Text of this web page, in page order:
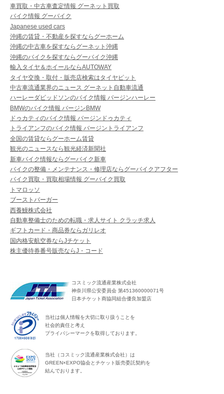
車買取・中古車査定情報 グーネット買取
バイク情報 グーバイク
Japanese used cars
沖縄の賃貸・不動産を探すならグーホーム
沖縄の中古車を探すならグーネット沖縄
沖縄のバイクを探すならグーバイク沖縄
輸入タイヤ＆ホイールならAUTOWAY
タイヤ交換・取付・販売店検索はタイヤピット
中古車流通業界のニュース グーネット自動車流通
ハーレーダビッドソンのバイク情報 バージンハーレー
BMWのバイク情報 バージンBMW
ドゥカティのバイク情報 バージンドゥカティ
トライアンフのバイク情報 バージントライアンフ
全国の賃貸ならグーホーム賃貸
観光のニュースなら観光経済新聞社
新車バイク情報ならグーバイク新車
バイクの整備・メンテナンス・修理店ならグーバイクアフター
バイク買取・買取相場情報 グーバイク買取
トマロッソ
ブーストバーガー
西養鰻株式会社
自動車整備士のための転職・求人サイト クラッチ求人
ギフトカード・商品券ならガリレオ
国内格安航空券ならJチケット
株主優待券番号販売ならJ・コード
コスミック流通産業株式会社
神奈川県公安委員会 第451360000071号
日本チケット商協同組合優良加盟店
当社は個人情報を大切に取り扱うことを
社会的責任と考え
プライバシーマークを取得しております。
当社（コスミック流通産業株式会社）は
GREEN×EXPO協会とチケット販売委託契約を
結んでおります。